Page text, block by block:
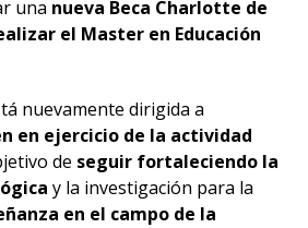
una nueva Beca Charlotte de
el Master en Educación
nuevamente dirigida a
en ejercicio de la actividad
de seguir fortaleciendo la
y la investigación para la
en el campo de la